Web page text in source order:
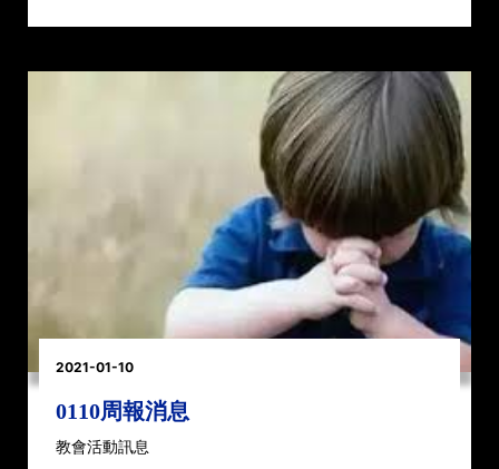
2021-01-10
0110周報消息
教會活動訊息